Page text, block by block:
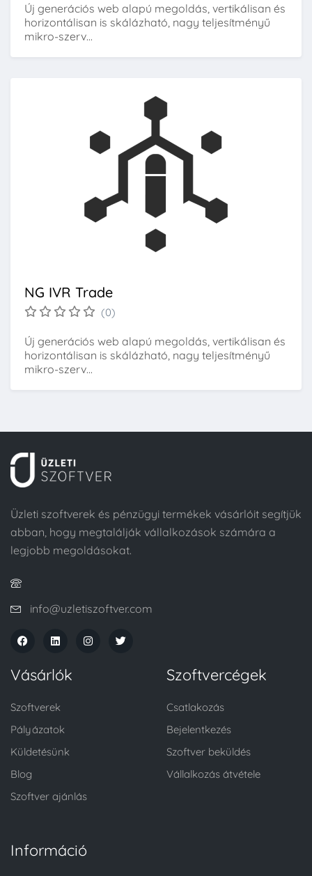
Új generációs web alapú megoldás, vertikálisan és
horizontálisan is skálázható, nagy teljesítményű
mikro-szerv...
NG IVR Trade
(0)
Új generációs web alapú megoldás, vertikálisan és
horizontálisan is skálázható, nagy teljesítményű
mikro-szerv...
Üzleti szoftverek és pénzügyi termékek vásárlóit segítjük
abban, hogy megtalálják vállalkozások számára a
legjobb megoldásokat.
info@uzletiszoftver.com
Vásárlók
Szoftverek
Pályázatok
Küldetésünk
Blog
Szoftver ajánlás
Szoftvercégek
Csatlakozás
Bejelentkezés
Szoftver beküldés
Vállalkozás átvétele
Információ